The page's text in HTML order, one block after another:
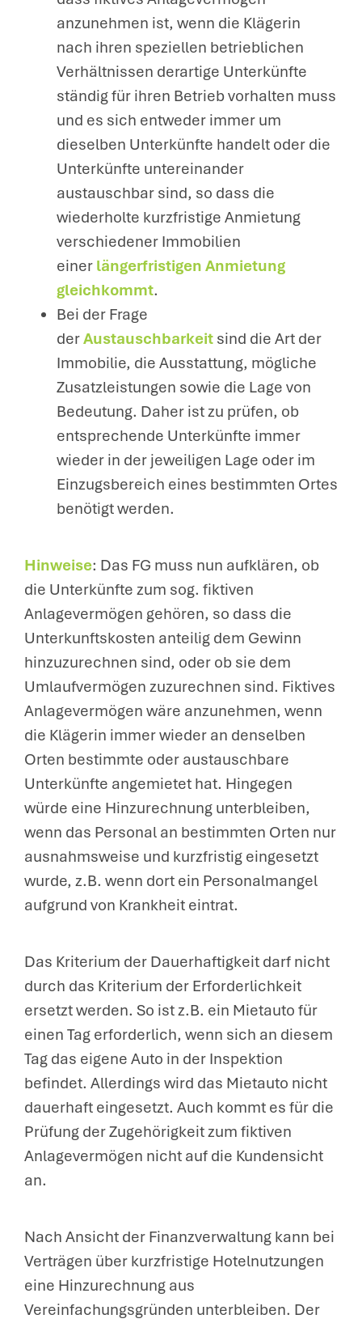
anzunehmen ist, wenn die Klägerin
nach ihren speziellen betrieblichen
Verhältnissen derartige Unterkünfte
ständig für ihren Betrieb vorhalten muss
und es sich entweder immer um
dieselben Unterkünfte handelt oder die
Unterkünfte untereinander
austauschbar sind, so dass die
wiederholte kurzfristige Anmietung
verschiedener Immobilien
einer längerfristigen Anmietung
gleichkommt.
Bei der Frage
derAustauschbarkeit sind die Art der
Immobilie, die Ausstattung, mögliche
Zusatzleistungen sowie die Lage von
Bedeutung. Daher ist zu prüfen, ob
entsprechende Unterkünfte immer
wieder in der jeweiligen Lage oder im
Einzugsbereich eines bestimmten Ortes
benötigt werden.
Hinweise: Das FG muss nun aufklären, ob
die Unterkünfte zum sog. fiktiven
Anlagevermögen gehören, so dass die
Unterkunftskosten anteilig dem Gewinn
hinzuzurechnen sind, oder ob sie dem
Umlaufvermögen zuzurechnen sind. Fiktives
Anlagevermögen wäre anzunehmen, wenn
die Klägerin immer wieder an denselben
Orten bestimmte oder austauschbare
Unterkünfte angemietet hat. Hingegen
würde eine Hinzurechnung unterbleiben,
wenn das Personal an bestimmten Orten nur
ausnahmsweise und kurzfristig eingesetzt
wurde, z.B. wenn dort ein Personalmangel
aufgrund von Krankheit eintrat.
Das Kriterium der Dauerhaftigkeit darf nicht
durch das Kriterium der Erforderlichkeit
ersetzt werden. So ist z.B. ein Mietauto für
einen Tag erforderlich, wenn sich an diesem
Tag das eigene Auto in der Inspektion
befindet. Allerdings wird das Mietauto nicht
dauerhaft eingesetzt. Auch kommt es für die
Prüfung der Zugehörigkeit zum fiktiven
Anlagevermögen nicht auf die Kundensicht
an.
Nach Ansicht der Finanzverwaltung kann bei
Verträgen über kurzfristige Hotelnutzungen
eine Hinzurechnung aus
Vereinfachungsgründen unterbleiben. Der